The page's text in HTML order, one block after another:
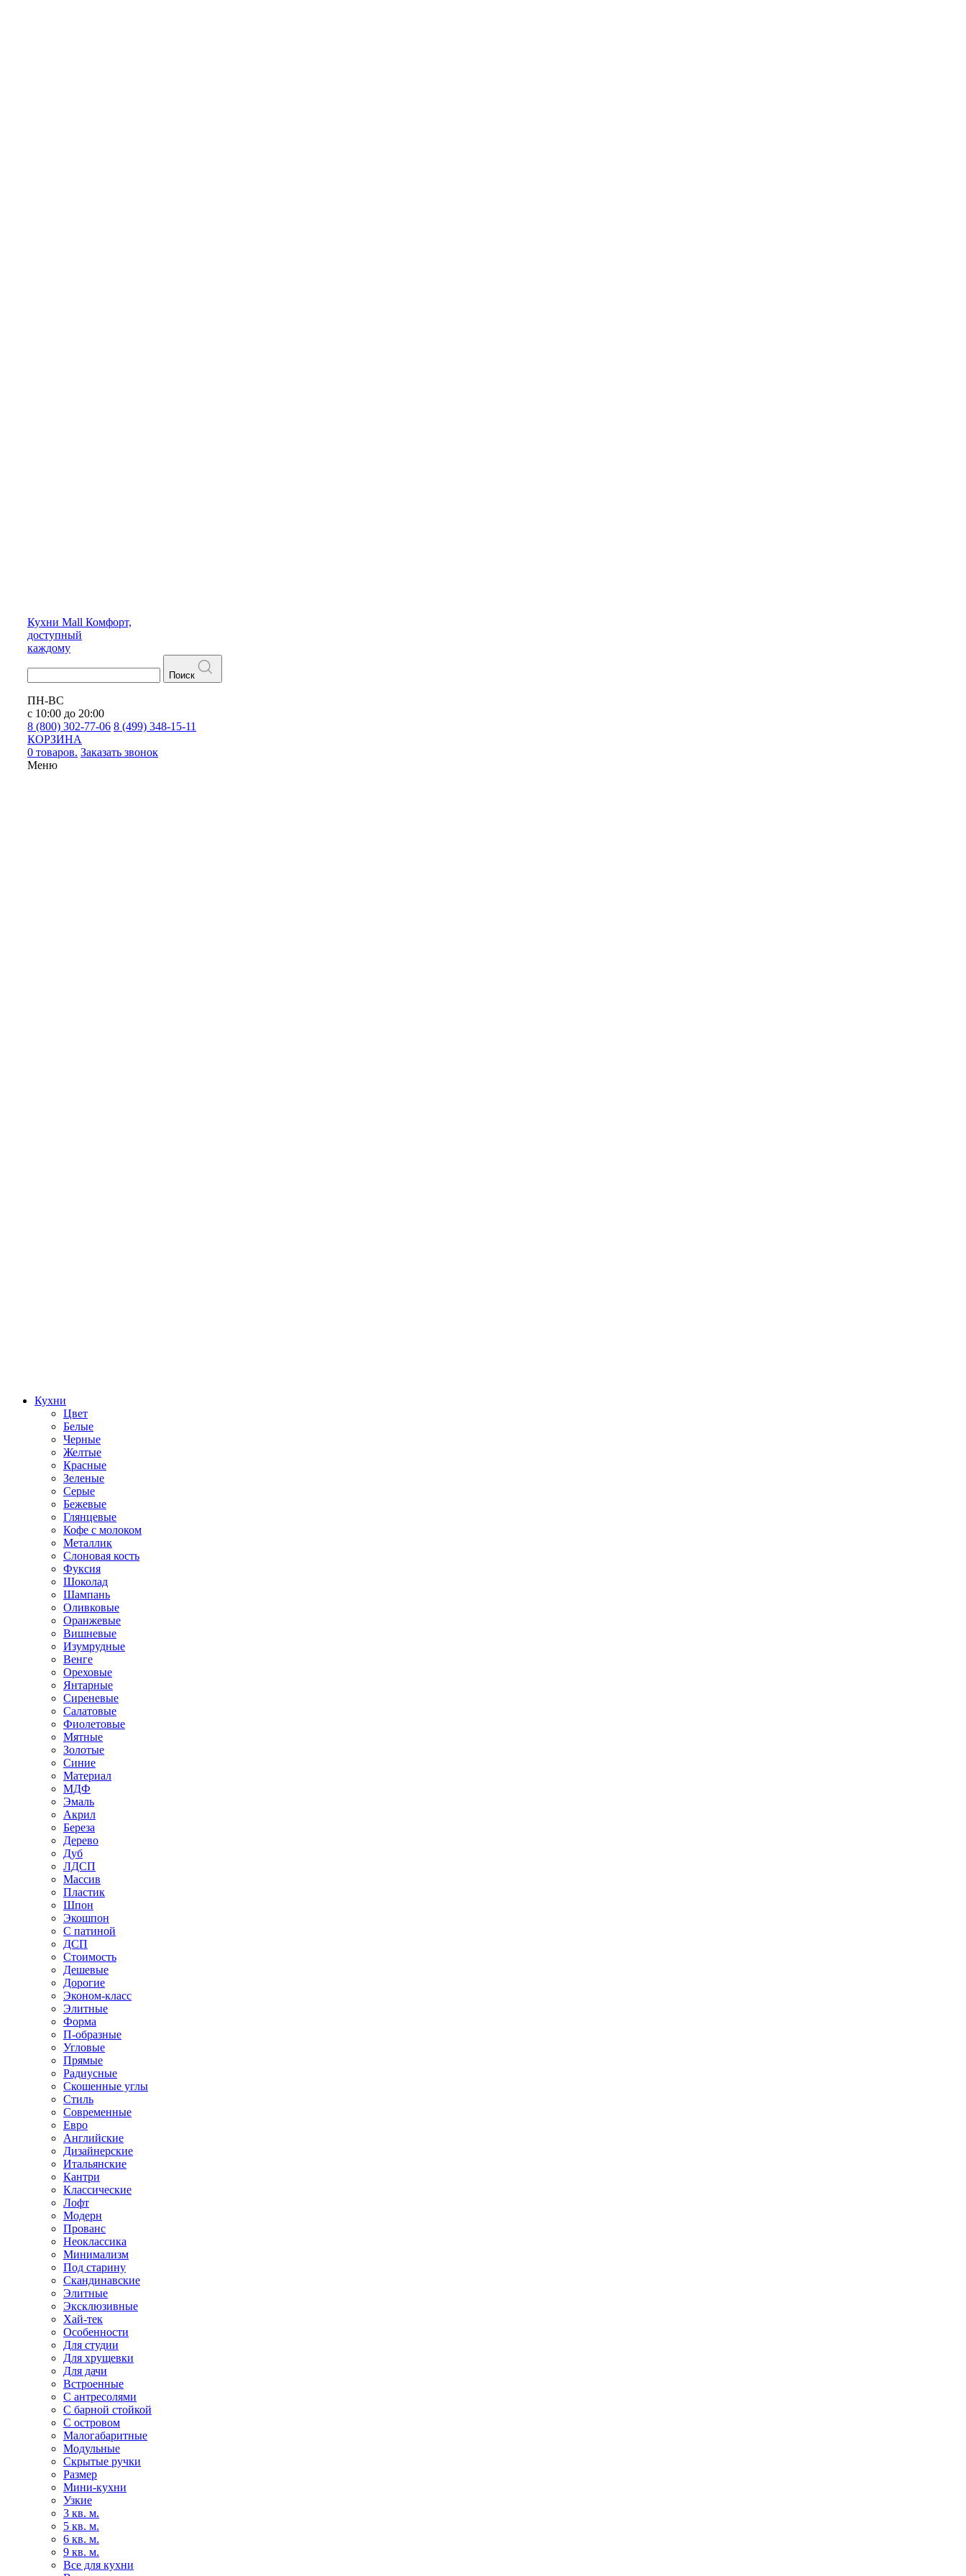
Кухни Mall Комфорт,
доступный
каждому
Поиск
ПН-ВС
с 10:00 до 20:00
8 (800) 302-77-06 8 (499) 348-15-11
КОРЗИНА
0 товаров. Заказать звонок
Меню
Кухни
Цвет
Белые
Черные
Желтые
Красные
Зеленые
Серые
Бежевые
Глянцевые
Кофе с молоком
Металлик
Слоновая кость
Фуксия
Шоколад
Шампань
Оливковые
Оранжевые
Вишневые
Изумрудные
Венге
Ореховые
Янтарные
Сиреневые
Салатовые
Фиолетовые
Мятные
Золотые
Синие
Материал
МДФ
Эмаль
Акрил
Береза
Дерево
Дуб
ЛДСП
Массив
Пластик
Шпон
Экошпон
С патиной
ДСП
Стоимость
Дешевые
Дорогие
Эконом-класс
Элитные
Форма
П-образные
Угловые
Прямые
Радиусные
Скошенные углы
Стиль
Современные
Евро
Английские
Дизайнерские
Итальянские
Кантри
Классические
Лофт
Модерн
Прованс
Неоклассика
Минимализм
Под старину
Скандинавские
Элитные
Эксклюзивные
Хай-тек
Особенности
Для студии
Для хрущевки
Для дачи
Встроенные
С антресолями
С барной стойкой
С островом
Малогабаритные
Модульные
Скрытые ручки
Размер
Мини-кухни
Узкие
3 кв. м.
5 кв. м.
6 кв. м.
9 кв. м.
Все для кухни